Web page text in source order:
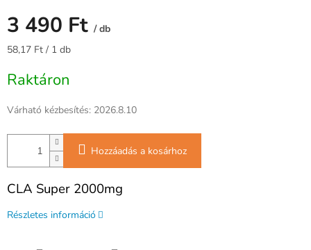
3 490 Ft / db
Egységár:
58,17 Ft / 1 db
Raktáron
Várható kézbesítés: 2026.8.10
Hozzáadás a kosárhoz
CLA Super 2000mg
Részletes információ